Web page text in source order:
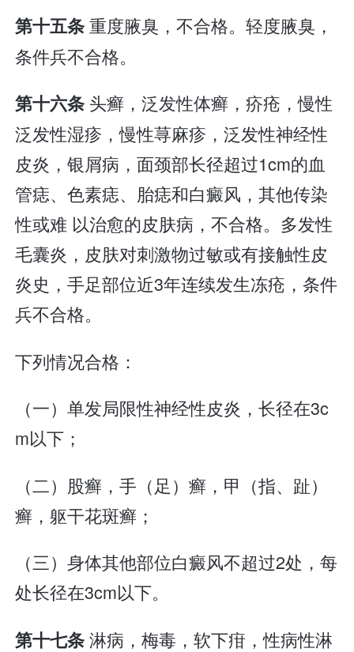
第十五条重度腋臭，不合格。轻度腋臭，
条件兵不合格。
第十六条 头癣，泛发性体癣，疥疮，慢性
泛发性湿疹，慢性荨麻疹，泛发性神经性
皮炎，银屑病，面颈部长径超过1cm的血
管痣、色素痣、胎痣和白癜风，其他传染
性或难 以治愈的皮肤病，不合格。多发性
毛囊炎，皮肤对刺激物过敏或有接触性皮
炎史，手足部位近3年连续发生冻疮，条件
兵不合格。
下列情况合格：
（一）单发局限性神经性皮炎，长径在3c
m以下；
（二）股癣，手（足）癣，甲（指、趾）
癣，躯干花斑癣；
（三）身体其他部位白癜风不超过2处，每
处长径在3cm以下。
第十七条淋病，梅毒，软下疳，性病性淋